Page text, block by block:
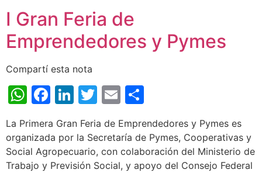
I Gran Feria de
Emprendedores y Pymes
Compartí esta nota
WhatsApp
Facebook
LinkedIn
Twitter
Email
La Primera Gran Feria de Emprendedores y Pymes es
organizada por la Secretaría de Pymes, Cooperativas y
Social Agropecuario, con colaboración del Ministerio de
Trabajo y Previsión Social, y apoyo del Consejo Federal